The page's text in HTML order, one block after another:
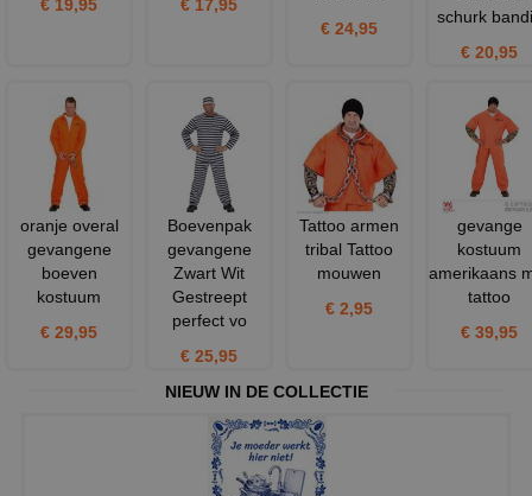
€ 19,95
€ 17,95
€ 24,95
schurk
€ 20,95
oranje overal
gevangene
boeven
kostuum
€ 29,95
Boevenpak
gevangene
Zwart Wit
Gestreept
perfect vo
€ 25,95
Tattoo armen
tribal Tattoo
mouwen
€ 2,95
gevange
kostuum
amerikaans
tattoo
€ 39,95
NIEUW IN DE COLLECTIE